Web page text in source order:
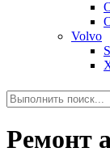
Volvo
Ремонт